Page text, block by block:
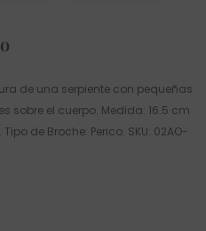
de una serpiente con pequeñas
sobre el cuerpo. Medida: 16.5 cm
de Broche: Perico. SKU: 02AO-